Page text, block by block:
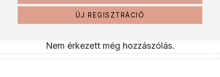
ÚJ REGISZTRÁCIÓ
Nem érkezett még hozzászólás.